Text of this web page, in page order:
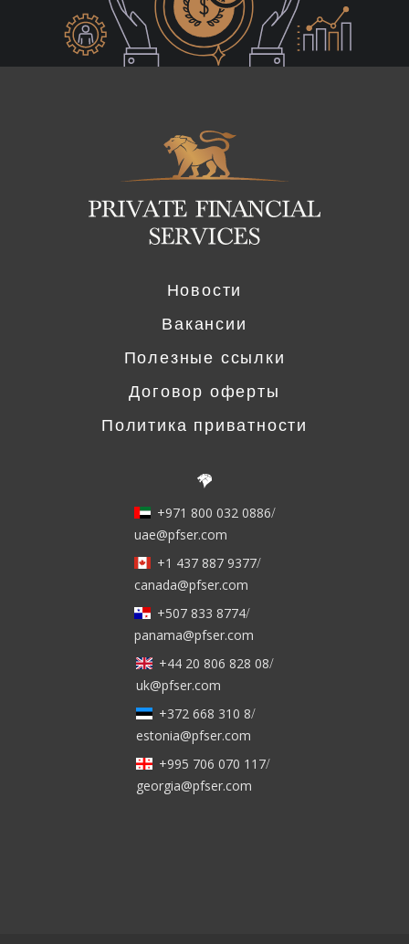
Новости
Вакансии
Полезные ссылки
Договор оферты
Политика приватности
+971 800 032 0886/
uae@pfser.com
+1 437 887 9377/
canada@pfser.com
+507 833 8774/
panama@pfser.com
+44 20 806 828 08/
uk@pfser.com
+372 668 310 8/
estonia@pfser.com
+995 706 070 117/
georgia@pfser.com